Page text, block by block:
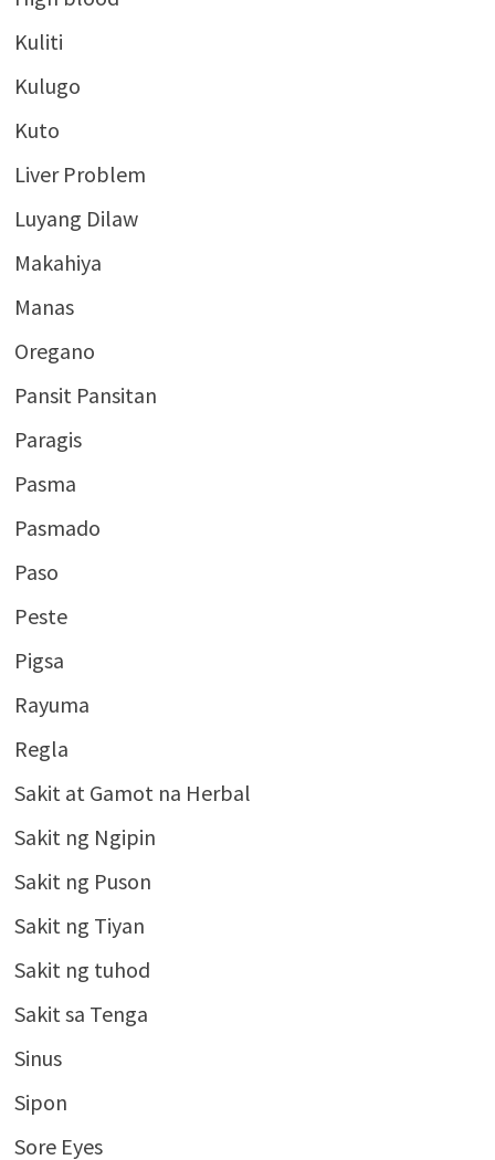
Kuliti
Kulugo
Kuto
Liver Problem
Luyang Dilaw
Makahiya
Manas
Oregano
Pansit Pansitan
Paragis
Pasma
Pasmado
Paso
Peste
Pigsa
Rayuma
Regla
Sakit at Gamot na Herbal
Sakit ng Ngipin
Sakit ng Puson
Sakit ng Tiyan
Sakit ng tuhod
Sakit sa Tenga
Sinus
Sipon
Sore Eyes